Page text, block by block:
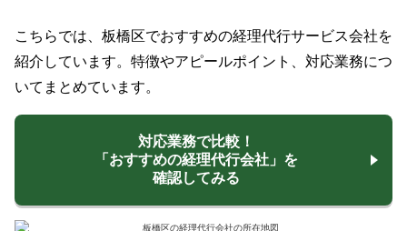
こちらでは、板橋区でおすすめの経理代行サービス会社を
紹介しています。特徴やアピールポイント、対応業務につ
いてまとめています。
対応業務で比較！
「おすすめの経理代行会社」を
確認してみる